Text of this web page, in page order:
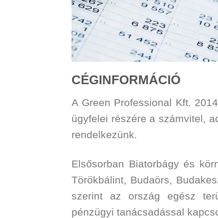
CÉGINFORMÁCIÓ
A Green Professional Kft.
ügyfelei részére a számvitel,
rendelkezünk.
Elsősorban Biatorbágy és
Törökbálint, Budaörs,
szerint az ország egész
pénzügyi tanácsadással